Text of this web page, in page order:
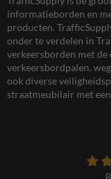
informatieborden en
producten.
onder te verdelen in
verkeersborden met de
verkeersbordpalen,
ook diverse
straatmeubilair met